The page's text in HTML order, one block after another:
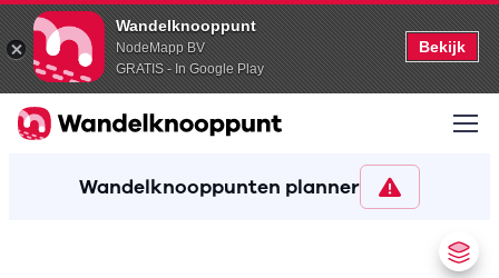
Wandelknooppunt
NodeMapp BV
GRATIS - In Google Play
Bekijk
Wandelknooppunten planner